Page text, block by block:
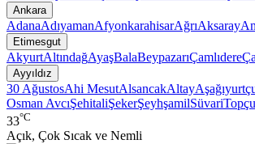
Ankara
AdanaAdıyamanAfyonkarahisarAğrıAksaray
Etimesgut
AkyurtAltındağAyaşBalaBeypazarıÇamlıdere
Ayyıldız
30 AğustosAhi MesutAlsancakAltay
Osman AvcıŞehitaliŞekerŞeyhşamilSüvariTopçu
33°C
Açık, Çok Sıcak ve Nemli